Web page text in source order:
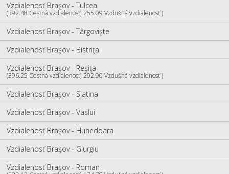
Vzdialenosť Braşov - Tulcea
(392.48 Cestná vzdialenosť, 255.09 Vzdušná vzdialenosť )
Vzdialenosť Braşov - Târgovişte
Vzdialenosť Braşov - Bistriţa
Vzdialenosť Braşov - Reşiţa
(396.25 Cestná vzdialenosť, 292.90 Vzdušná vzdialenosť )
Vzdialenosť Braşov - Slatina
Vzdialenosť Braşov - Vaslui
Vzdialenosť Braşov - Hunedoara
Vzdialenosť Braşov - Giurgiu
Vzdialenosť Braşov - Roman